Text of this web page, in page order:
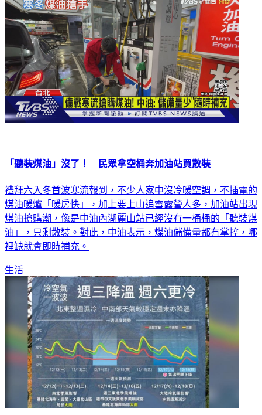
「聽裝煤油」沒了！ 民眾拿空桶奔加油站買散裝
禮拜六入冬首波寒流報到，不少人家中沒冷暖空調，不插電的
煤油暖爐「暖房快」，加上要上山追雪露營人多，加油站出現
煤油搶購潮，像是中油內湖麗山站已經沒有一桶桶的「聽裝煤
油」，只剩散裝。對此，中油表示，煤油儲備量都有掌控，哪
裡缺就會即時補充。
生活